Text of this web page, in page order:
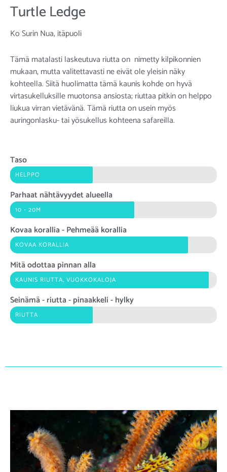
Turtle Ledge
Ko Surin Nua, itäpuoli
Tämä matalasti laskeutuva riutta on nimetty kilpikonnien
mukaan, mutta valitettavasti ne eivät ole yleisin näky
kohteella. Siitä huolimatta tämä kaunis kohde on hyvä
virtasukelluksille muotonsa ansiosta; riuttaa pitkin on helppo
liukua virran vietävänä. Tämä riutta on usein myös
auringonlasku- tai yösukellus kohteena safareilla.
Taso
HELPPO
Parhaat nähtävyydet alueella
10 - 20M
Kovaa korallia - Pehmeää korallia
KOVAA KORALLIA
Mitä odottaa pinnan alla
KAUNIS RIUTTA, VUOKKOKALOJA
Seinämä - riutta - pinaakkeli - hylky
RIUTTA